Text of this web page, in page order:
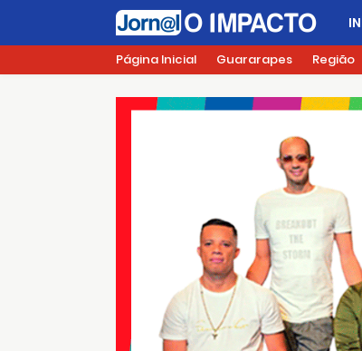
Página Inicial Guararapes Região